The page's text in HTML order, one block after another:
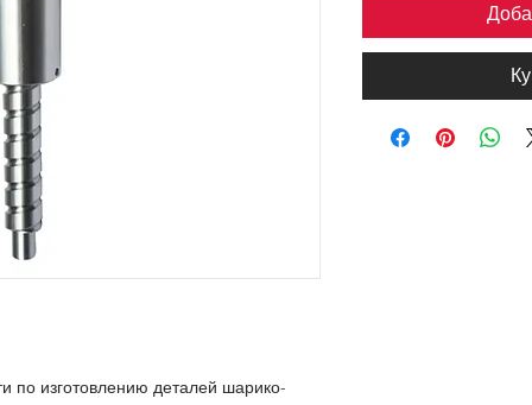
по изготовлению деталей шарико-